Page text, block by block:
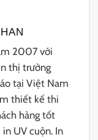
2007 với
thị trường
tại Việt Nam
thiết kế thi
hàng tốt
in UV cuộn. In